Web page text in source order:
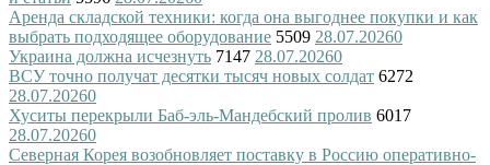
Аренда складской техники: когда она выгоднее покупки и как
выбрать подходящее оборудование 5509 28.07.20260
Украина должна исчезнуть 7147 28.07.20260
ВСУ точно получат десятки тысяч новых солдат 6272
28.07.20260
Хуситы перекрыли Баб-эль-Мандебский пролив 6017
28.07.20260
Северная Корея возобновляет поставку в Россию оперативно-